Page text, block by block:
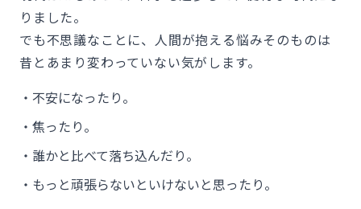
りました。
でも不思議なことに、人間が抱える悩みそのものは
昔とあまり変わっていない気がします。
・不安になったり。
・焦ったり。
・誰かと比べて落ち込んだり。
・もっと頑張らないといけないと思ったり。